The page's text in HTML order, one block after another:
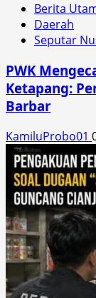
Berita
Daerah
Seputar
PWK
Ketapang:
Barbar
KamiluProbo01